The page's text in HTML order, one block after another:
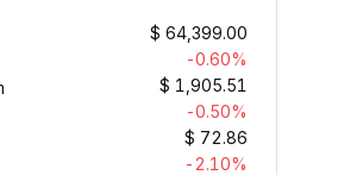
$ 64,399.00
-0.60%
$ 1,905.51
-0.50%
$ 72.86
-2.10%